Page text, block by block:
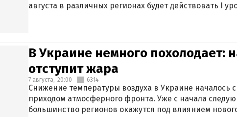
августа в различных регионах будет действовать I
В Украине немного похолодает:
отступит жара
7 августа, 20:00 6314
Снижение температуры воздуха в Украине началось
приходом атмосферного фронта. Уже с начала
большинство регионов окажутся под влиянием